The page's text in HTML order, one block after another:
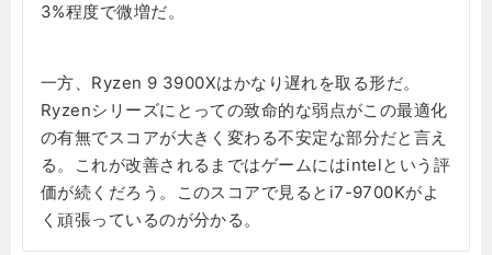
3%程度で微増だ。
一方、Ryzen 9 3900Xはかなり遅れを取る形だ。
Ryzenシリーズにとっての致命的な弱点がこの最適化
の有無でスコアが大きく変わる不安定な部分だと言え
る。これが改善されるまではゲームにはintelという評
価が続くだろう。このスコアで見るとi7-9700Kがよ
く頑張っているのが分かる。